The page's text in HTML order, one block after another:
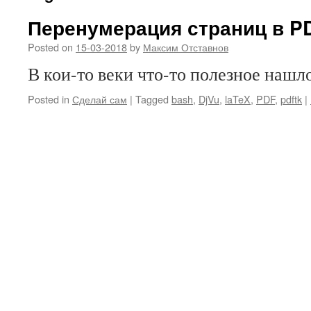
Перенумерация страниц в
Posted on 15-03-2018by Максим Отставнов
В кои-то веки что-то полезное
Posted in Сделай сам | Tagged bash, DjVu, laTeX, PDF, pdftk |